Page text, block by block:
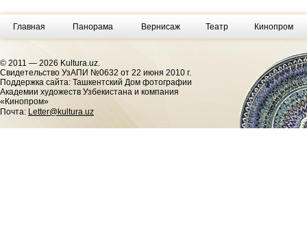
Главная Панорама Вернисаж Театр Кинопром
© 2011 — 2026 Kultura.uz.
Cвидетельство УзАПИ №0632 от 22 июня 2010 г.
Поддержка сайта: Ташкентский Дом фотографии
Академии художеств Узбекистана и компания
«Кинопром»
Почта: Letter@kultura.uz